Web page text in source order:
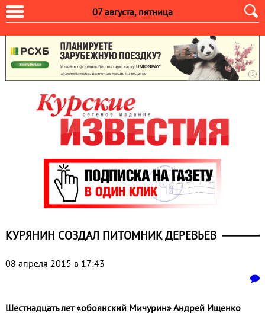
07 августа, пятница
КУРЯНИН СОЗДАЛ ПИТОМНИК ДЕРЕВЬЕВ
08 апреля 2015 в 17:43
Шестнадцать лет «обоянский Мичурин» Андрей Ищенко